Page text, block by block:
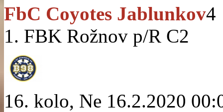
FbC Coyotes Jablunkov4
1. FBK Rožnov p/R C2
16. kolo, Ne 16.2.2020